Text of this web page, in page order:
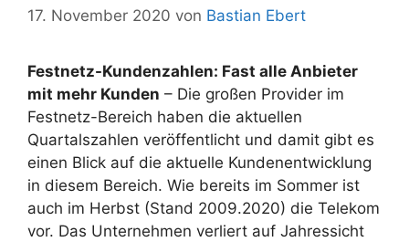
17. November 2020 von Bastian Ebert
Festnetz-Kundenzahlen: Fast alle Anbieter
mit mehr Kunden – Die großen Provider im
Festnetz-Bereich haben die aktuellen
Quartalszahlen veröffentlicht und damit gibt es
einen Blick auf die aktuelle Kundenentwicklung
in diesem Bereich. Wie bereits im Sommer ist
auch im Herbst (Stand 2009.2020) die Telekom
vor. Das Unternehmen verliert auf Jahressicht